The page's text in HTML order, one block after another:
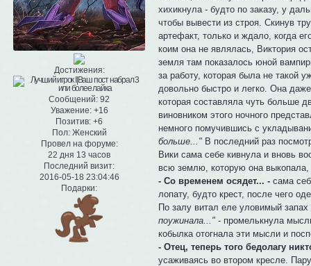
Достижения:
Сообщений: 92
Уважение: +16
Позитив: +6
Пол:Женский
Провел на форуме:
22 дня 13 часов
Последний визит:
2016-05-18 23:04:46
Подарки:
хихикнула - будто по заказу, у
чтобы вывести из строя. Скинув
артефакт, только и ждало, когда
коим она не являлась, Виктория
земля там показалось юной
за работу, которая была не такой
довольно быстро и легко. Она
которая составляла чуть больше
виновником этого ночного
немного помучившись с
больше..." В последний раз
Вики сама себе кивнула и вновь
всю землю, которую она выкопала,
- Со временем осядет... - сама
лопату, будто крест, после чего
По залу витал еле уловимый
поужинала..." - промелькнула
кобылка отогнала эти мысли и
- Отец, теперь того бедолагу
усаживаясь во втором кресле.